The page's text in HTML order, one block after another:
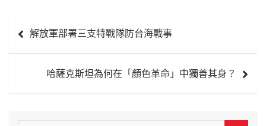
章 解放軍部署三支特戰隊防台海戰事
哈薩克斯坦為何在「顏色革命」中獨善其身？